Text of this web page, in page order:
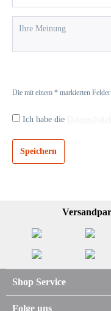
Die mit einem * markierten
Ich habe die
Speichern
Shop Service
Folge uns